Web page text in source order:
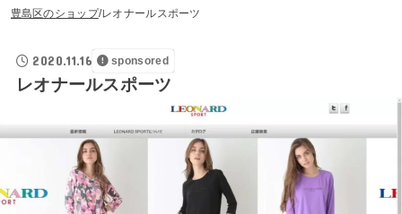
豊島区のショップ レオナールスポーツ
2020.11.16 sponsored
レオナールスポーツ